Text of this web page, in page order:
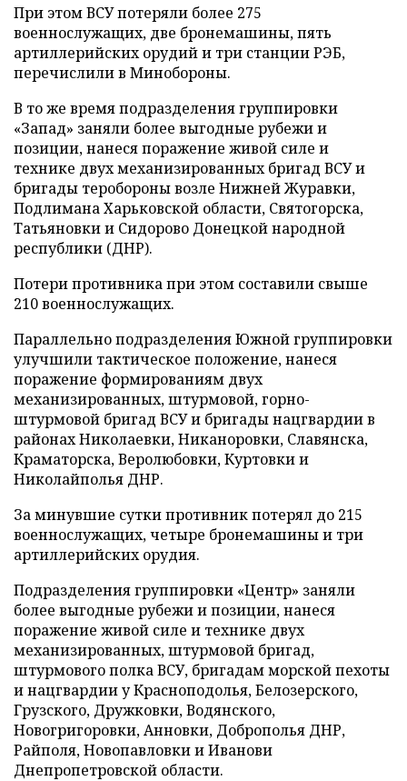
При этом ВСУ потеряли более 275
военнослужащих, две бронемашины, пять
артиллерийских орудий и три станции РЭБ,
перечислили в Минобороны.
В то же время подразделения группировки
«Запад» заняли более выгодные рубежи и
позиции, нанеся поражение живой силе и
технике двух механизированных бригад ВСУ и
бригады теробороны возле Нижней Журавки,
Подлимана Харьковской области, Святогорска,
Татьяновки и Сидорово Донецкой народной
республики (ДНР).
Потери противника при этом составили свыше
210 военнослужащих.
Параллельно подразделения Южной группировки
улучшили тактическое положение, нанеся
поражение формированиям двух
механизированных, штурмовой, горно-
штурмовой бригад ВСУ и бригады нацгвардии в
районах Николаевки, Никаноровки, Славянска,
Краматорска, Веролюбовки, Куртовки и
Николайполья ДНР.
За минувшие сутки противник потерял до 215
военнослужащих, четыре бронемашины и три
артиллерийских орудия.
Подразделения группировки «Центр» заняли
более выгодные рубежи и позиции, нанеся
поражение живой силе и технике двух
механизированных, штурмовой бригад,
штурмового полка ВСУ, бригадам морской пехоты
и нацгвардии у Красноподолья, Белозерского,
Грузского, Дружковки, Водянского,
Новогригоровки, Анновки, Доброполья ДНР,
Райполя, Новопавловки и Иванови
Днепропетровской области.